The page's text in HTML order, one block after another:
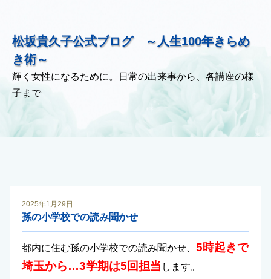
松坂貴久子公式ブログ ～人生100年きらめ
き術～
輝く女性になるために。日常の出来事から、各講座の様
子まで
2025年1月29日
孫の小学校での読み聞かせ
都内に住む孫の小学校での読み聞かせ、 5時起きで
埼玉から…3学期は5回担当 します。